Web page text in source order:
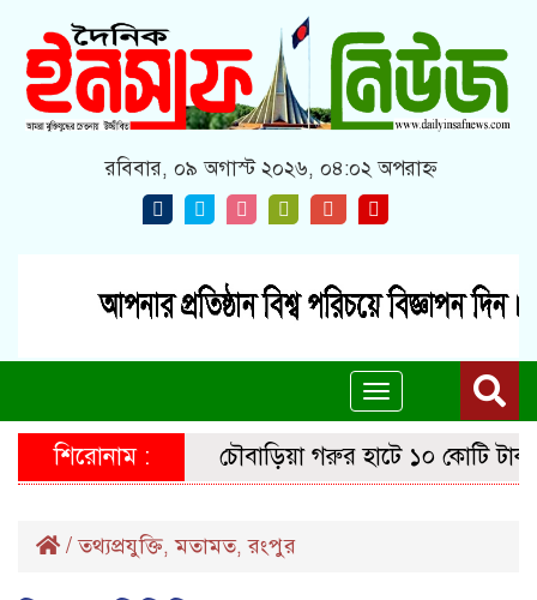
রবিবার, ০৯ অগাস্ট ২০২৬, ০৪:০২ অপরাহ্ন
Toggle
navigation
শিরোনাম : চৌবাড়িয়া গরুর হাটে ১০ কোটি টাকার
/তথ্যপ্রযুক্তি,মতামত,রংপুর